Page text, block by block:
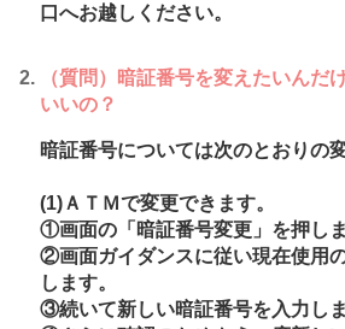
口へお越しください。
（質問）暗証番号を変えたいんだ
いいの？
暗証番号については次のとおりの
(1)ＡＴＭで変更できます。
①画面の「暗証番号変更」を押しま
②画面ガイダンスに従い現在使用
します。
③続いて新しい暗証番号を入力しま